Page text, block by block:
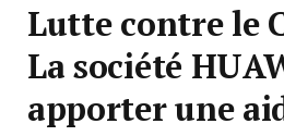
Lutte contre le
La société
apporter une